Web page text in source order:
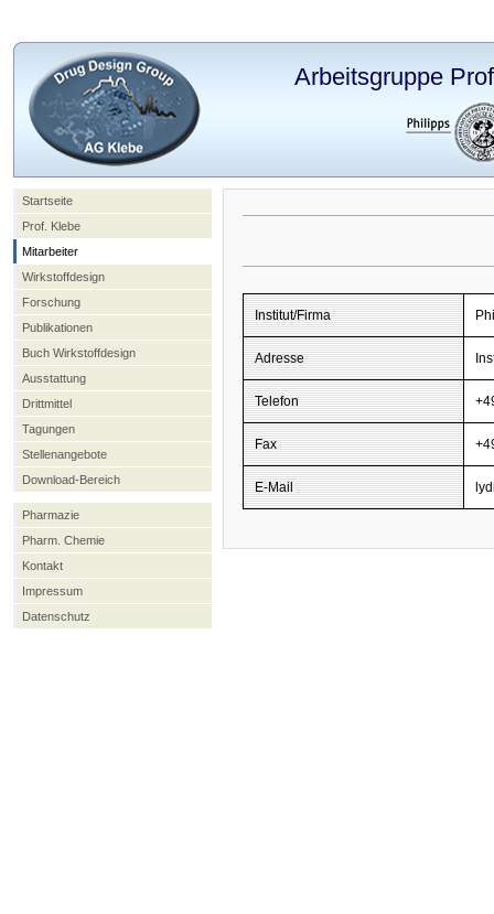
Arbeitsgruppe
Startseite
Prof. Klebe
Mitarbeiter
Wirkstoffdesign
Forschung
Publikationen
Buch Wirkstoffdesign
Ausstattung
Drittmittel
Tagungen
Stellenangebote
Download-Bereich
Pharmazie
Pharm. Chemie
Kontakt
Impressum
Datenschutz
Institut/Firma
Adresse
Telefon
Fax
E-Mail